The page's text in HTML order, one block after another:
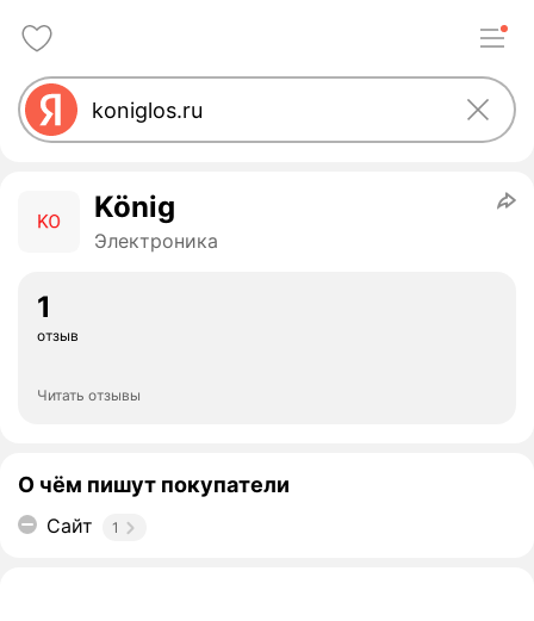
König
Электроника
1
отзыв
Читать отзывы
О чём пишут покупатели
Сайт 1